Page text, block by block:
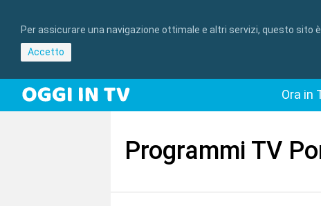
Per assicurare una navigazione ottimale e altri servizi, questo sito
Accetto
Ora in
Programmi TV